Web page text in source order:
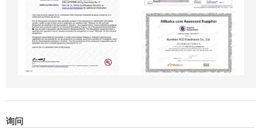
询问